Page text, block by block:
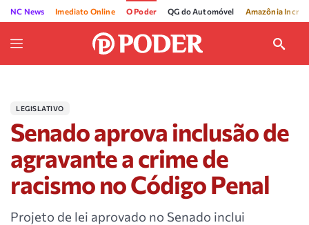
NC News Imediato Online O Poder QG do Automóvel Amazônia
LEGISLATIVO
Senado aprova inclusão de
agravante a crime de
racismo no Código Penal
Projeto de lei aprovado no Senado inclui